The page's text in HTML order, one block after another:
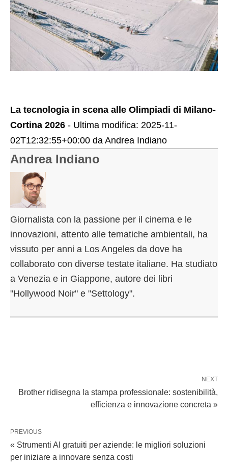
La tecnologia in scena alle Olimpiadi di Milano-
Cortina 2026 - Ultima modifica: 2025-11-
02T12:32:55+00:00 da Andrea Indiano
Andrea Indiano
Giornalista con la passione per il cinema e le
innovazioni, attento alle tematiche ambientali, ha
vissuto per anni a Los Angeles da dove ha
collaborato con diverse testate italiane. Ha studiato
a Venezia e in Giappone, autore dei libri
"Hollywood Noir" e "Settology".
NEXT
Brother ridisegna la stampa professionale: sostenibilità,
efficienza e innovazione concreta »
PREVIOUS
« Strumenti AI gratuiti per aziende: le migliori soluzioni
per iniziare a innovare senza costi